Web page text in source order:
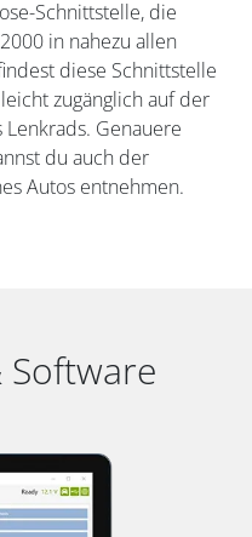
Schnittstelle, die
in nahezu allen
diese Schnittstelle
zugänglich auf der
Genauere
du auch der
Autos entnehmen.